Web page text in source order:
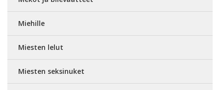
Miehille
Miesten lelut
Miesten seksinuket